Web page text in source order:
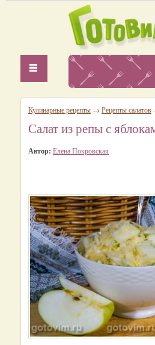
Кулинарные рецепты → Рецепты салатов
Салат из репы с
Автор: Елена Покровская